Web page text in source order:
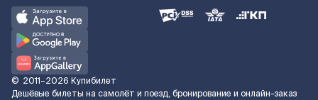
© 2011–2026 Купибилет
Дешёвые билеты на самолёт и поезд, бронирование и онлайн-заказ